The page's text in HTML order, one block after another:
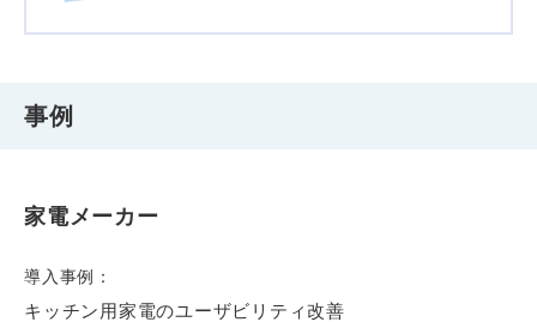
事例
家電メーカー
導入事例：
キッチン用家電のユーザビリティ改善